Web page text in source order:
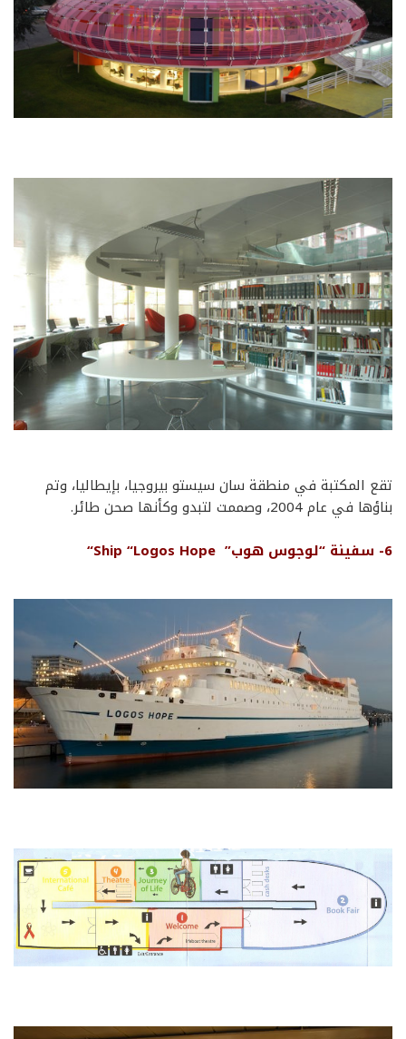
تقع المكتبة في منطقة سان سيستو بيروجيا، بإيطاليا، وتم
بناؤها في عام 2004، وصممت لتبدو وكأنها صحن طائر.
6- سفينة “لوجوس هوب”
Ship “Logos Hope
“